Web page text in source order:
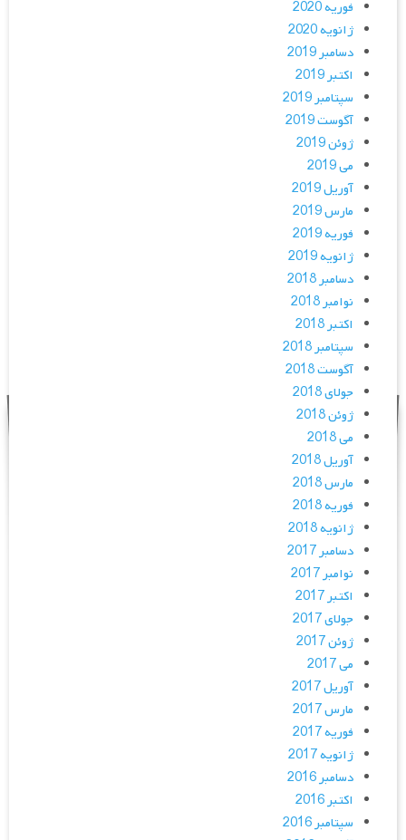
فوریه 2020
ژانویه 2020
دسامبر 2019
اکتبر 2019
سپتامبر 2019
آگوست 2019
ژوئن 2019
می 2019
آوریل 2019
مارس 2019
فوریه 2019
ژانویه 2019
دسامبر 2018
نوامبر 2018
اکتبر 2018
سپتامبر 2018
آگوست 2018
جولای 2018
ژوئن 2018
می 2018
آوریل 2018
مارس 2018
فوریه 2018
ژانویه 2018
دسامبر 2017
نوامبر 2017
اکتبر 2017
جولای 2017
ژوئن 2017
می 2017
آوریل 2017
مارس 2017
فوریه 2017
ژانویه 2017
دسامبر 2016
اکتبر 2016
سپتامبر 2016